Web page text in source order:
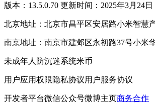
版本：13.5.0.70 更新时间：2025年3月24日
北京地址：北京市昌平区安居路小米智慧
南京地址：南京市建邺区永初路37号小米
未成年人防沉迷系统米币
用户应用权限隐私协议用户服务协议
开发者平台微信公众号微博主页商务合作